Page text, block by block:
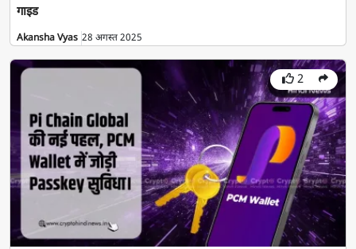
गाइड
Akansha Vyas 28 अगस्त 2025
2